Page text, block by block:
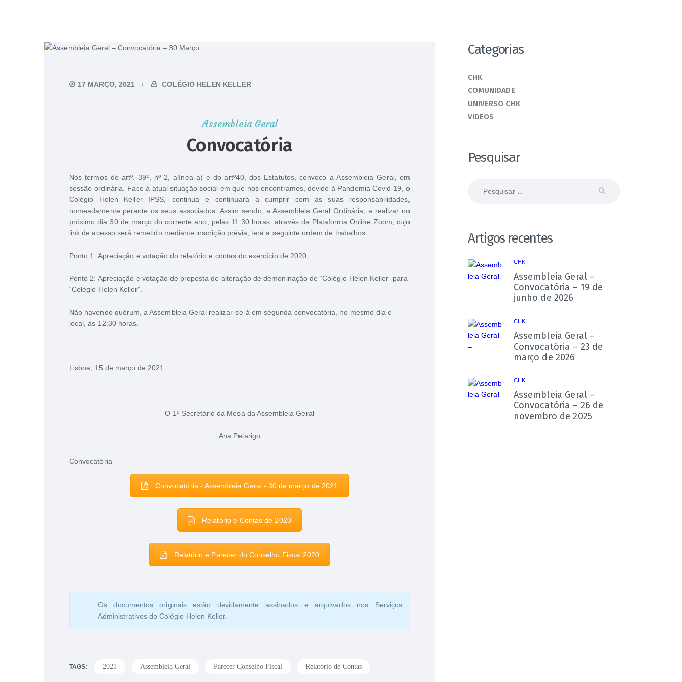
17 MARÇO, 2021 COLÉGIO HELEN KELLER
Assembleia Geral
Convocatória
Nos termos do artº. 39º, nº 2, alínea a) e do artº40, dos Estatutos, convoco a Assembleia Geral, em
sessão ordinária. Face à atual situação social em que nos encontramos, devido à Pandemia Covid-19, o
Colégio Helen Keller IPSS, continua e continuará a cumprir com as suas responsabilidades,
nomeadamente perante os seus associados. Assim sendo, a Assembleia Geral Ordinária, a realizar no
próximo dia 30 de março do corrente ano, pelas 11:30 horas, através da Plataforma Online Zoom, cujo
link de acesso será remetido mediante inscrição prévia, terá a seguinte ordem de trabalhos:
Ponto 1: Apreciação e votação do relatório e contas do exercício de 2020;
Ponto 2: Apreciação e votação de proposta de alteração de demoninação de “Colégio Helen Keller” para
“Colégio Helen Keller”.
Não havendo quórum, a Assembleia Geral realizar-se-á em segunda convocatória, no mesmo dia e
local, às 12:30 horas.
Lisboa, 15 de março de 2021
O 1º Secretário da Mesa da Assembleia Geral
Ana Pelarigo
Convocatória
Convocatória - Assembleia Geral - 30 de março de 2021
Relatório e Contas de 2020
Relatório e Parecer do Conselho Fiscal 2020
Os documentos originais estão devidamente assinados e arquivados nos Serviços
Administrativos do Colégio Helen Keller.
TAGS: 2021 Assembleia Geral Parecer Conselho Fiscal Relatório de Contas
Categorias
CHK
COMUNIDADE
UNIVERSO CHK
VIDEOS
Pesquisar
Artigos recentes
CHK
Assembleia Geral –
Convocatória – 19 de
junho de 2026
CHK
Assembleia Geral –
Convocatória – 23 de
março de 2026
CHK
Assembleia Geral –
Convocatória – 26 de
novembro de 2025